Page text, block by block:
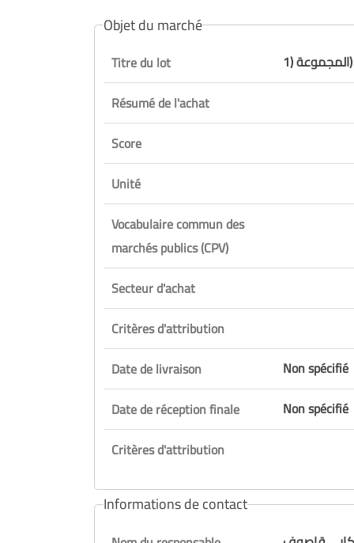
Objet du marché
Titre du lot
-
Résumé de l'achat
Score
Unité
Vocabulaire commun des
marchés publics (CPV)
Secteur d'achat
Critères d'attribution
Date de livraison
Non spécifié
Date de réception finale
Non spécifié
Critères d'attribution
Informations de contact